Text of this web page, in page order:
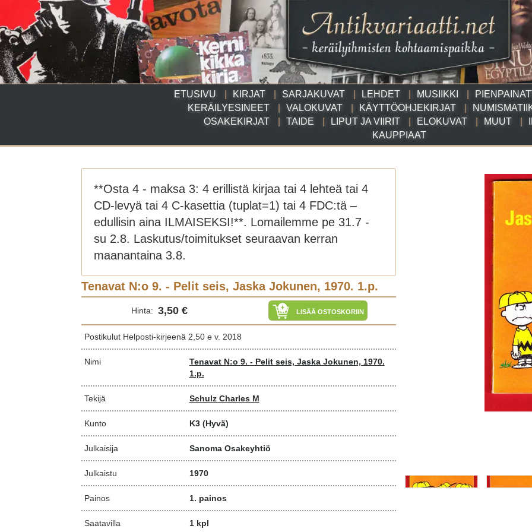
ETUSIVU KIRJAT SARJAKUVAT LEHDET MUSIIKKI
KERÄILYESINEET
VALOKUVAT KÄYTTÖOHJEKIRJAT
OSAKEKIRJAT
TAIDE LIPUT JA VIIRIT ELOKUVAT MUUT
KAUPPIAAT
**Osta 4 - maksa 3: 4 erillistä kirjaa tai 4 lehteä tai 4
CD-levyä tai 4 C-kasettia (tuplat=1) tai 4 FDC:tä –
edullisin aina ILMAISEKSI!**. Lomailemme pe 31.7 -
su 2.8. Laskutus/toimitukset seuraavan kerran
maanantaina 3.8.
Tenavat N:o 9. - Pelit seis, Jaska Jokunen, 1970. 1.p.
Hinta: 3,50 € LISÄÄ OSTOSKORIIN
Postikulut Helposti-kirjeenä 2,50 e v. 2018
Nimi
Tenavat N:o 9. - Pelit seis, Jaska Jokunen, 1970.
1.p.
Tekijä Schulz Charles M
Kunto K3 (Hyvä)
Julkaisija Sanoma Osakeyhtiö
Julkaistu 1970
Painos 1. painos
Saatavilla 1 kpl